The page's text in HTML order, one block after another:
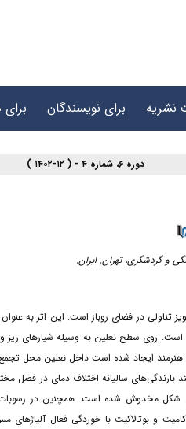
نشریه برای نویسندگان برای
دوره ۶، شماره ۴ - ( ۱۲-۱۴۰۲ )
و گردشگری، تهران. ایران.
در فضای روباز است. این اثر به
روی سطح نعلین به وسیله شیارهای ریز
ایجاد شده است داخل نعلین محل
بارندگی‌های سالیانه اختلاف دمای در فصل
مخدوش شده است. همچنین در رسوبات
و بوتالاکیت با خوردگی فعال